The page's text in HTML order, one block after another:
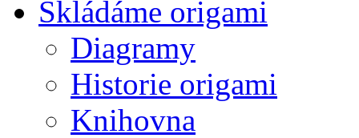
Skládáme origami
Diagramy
Historie origami
Knihovna